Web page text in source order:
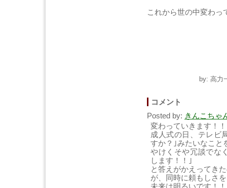
これから世の中変わっ
by: 高力
コメント
Posted by: きんこちゃ
変わっていきます！！
成人式の日、テレビ
すか？｣みたいなこと
やけくそや冗談でな
します！！｣
と答えがかえってき
が、同時に頼もしさ